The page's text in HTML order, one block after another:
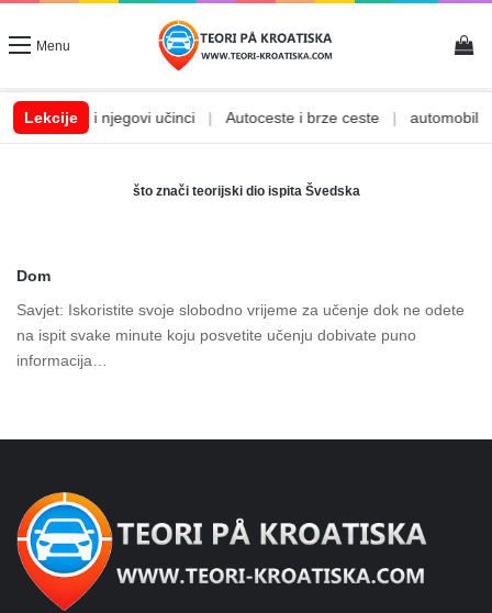
Menu
Lekcije
Alkohol i njegovi učinci Autoceste i brze ceste
što znači teorijski dio ispita Švedska
Dom
Savjet: Iskoristite svoje slobodno vrijeme za učenje dok ne odete
na ispit svake minute koju posvetite učenju dobivate puno
informacija…